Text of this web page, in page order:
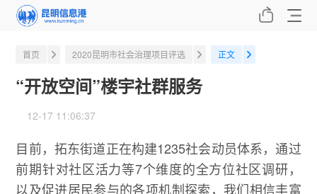
首页 2020昆明市社会治理项目评选 正文
“开放空间”楼宇社群服务
12-17 11:06:37
目前，拓东街道正在构建1235社会动员体系，通过
前期针对社区活力等7个维度的全方位社区调研，
以及促进居民参与的各项机制探索，我们相信丰富